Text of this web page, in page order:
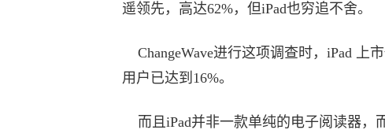
遥领先，高达62%，但iPad也穷追不舍。
ChangeWave进行这项调查时，iPad 上
用户已达到16%。
而且iPad并非一款单纯的电子阅读器，